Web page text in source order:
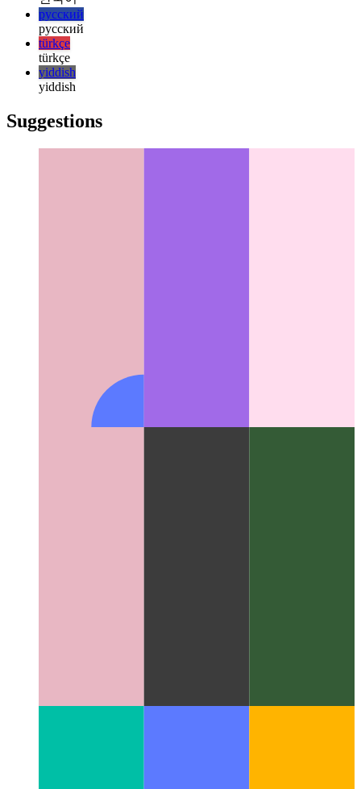
日本語
한국어
한국어
русский
русский
türkçe
yiddish
yiddish